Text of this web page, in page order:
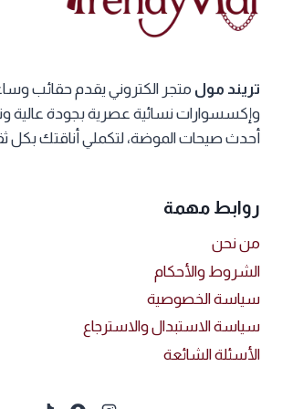
يمكن
على
صفحة
المنتج
تريند مول متجر الكتروني يقدم حقائب
وإكسسوارات نسائية عصرية بجودة عالية
أحدث صيحات الموضة، لتكملي أناقتك بكل
روابط مهمة
من نحن
الشروط والأحكام
سياسة الخصوصية
سياسة الاستبدال والاسترجاع
الأسئلة الشائعة